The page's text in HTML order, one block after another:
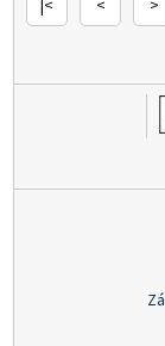
|< < >